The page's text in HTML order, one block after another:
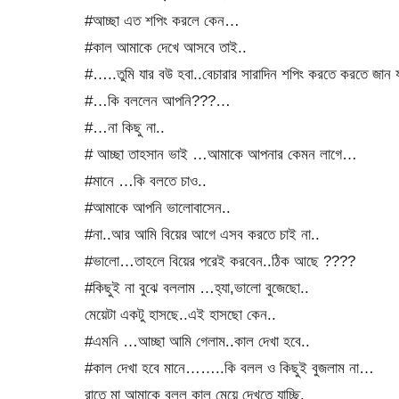
#আচ্ছা এত শপিং করলে কেন…
#কাল আমাকে দেখে আসবে তাই..
#…..তুমি যার বউ হবা..বেচারার সারাদিন শপিং করতে করতে জান
#…কি বললেন আপনি???…
#…না কিছু না..
# আচ্ছা তাহসান ভাই …আমাকে আপনার কেমন লাগে…
#মানে …কি বলতে চাও..
#আমাকে আপনি ভালোবাসেন..
#না..আর আমি বিয়ের আগে এসব করতে চাই না..
#ভালো…তাহলে বিয়ের পরেই করবেন..ঠিক আছে ????
#কিছুই না বুঝে বললাম …হ্যা,ভালো বুজেছো..
মেয়েটা একটু হাসছে..এই হাসছো কেন..
#এমনি …আচ্ছা‌ আমি গেলাম..কাল দেখা হবে..
#কাল দেখা হবে মানে……..কি বলল ও কিছুই বুজলাম না…
রাতে মা আমাকে বলল কাল মেয়ে দেখতে যাচ্ছি.